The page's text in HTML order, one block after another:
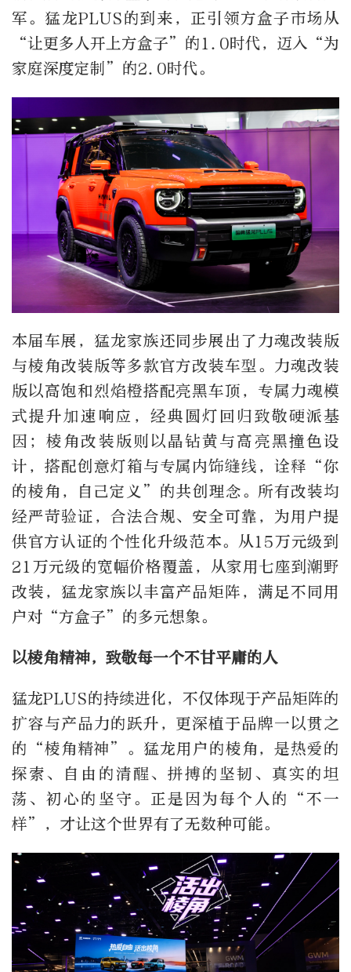
军。猛龙PLUS的到来，正引领方盒子市场从
“让更多人开上方盒子”的1.0时代，迈入“为
家庭深度定制”的2.0时代。
本届车展，猛龙家族还同步展出了力魂改装版
与棱角改装版等多款官方改装车型。力魂改装
版以高饱和烈焰橙搭配亮黑车顶，专属力魂模
式提升加速响应，经典圆灯回归致敬硬派基
因；棱角改装版则以晶钻黄与高亮黑撞色设
计，搭配创意灯箱与专属内饰缝线，诠释“你
的棱角，自己定义”的共创理念。所有改装均
经严苛验证，合法合规、安全可靠，为用户提
供官方认证的个性化升级范本。从15万元级到
21万元级的宽幅价格覆盖，从家用七座到潮野
改装，猛龙家族以丰富产品矩阵，满足不同用
户对“方盒子”的多元想象。
以棱角精神，致敬每一个不甘平庸的人
猛龙PLUS的持续进化，不仅体现于产品矩阵的
扩容与产品力的跃升，更深植于品牌一以贯之
的“棱角精神”。猛龙用户的棱角，是热爱的
探索、自由的清醒、拼搏的坚韧、真实的坦
荡、初心的坚守。正是因为每个人的“不一
样”，才让这个世界有了无数种可能。